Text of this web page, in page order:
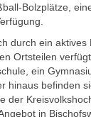
Bolzplätze,
durch ein aktives
Ortsteilen
ein
hinaus befinden
der
in